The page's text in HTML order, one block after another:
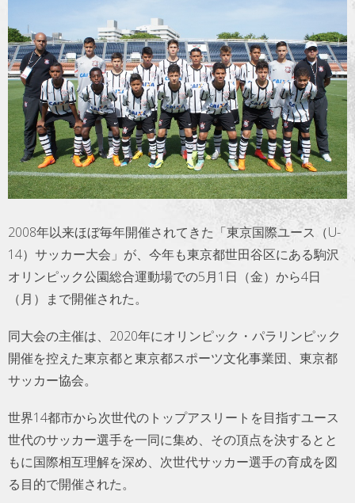
トラベル
サッカー
PEOPLE
ビジネス
2008年以来ほぼ毎年開催されてきた「東京国際ユース（U-
14）サッカー大会」が、今年も東京都世田谷区にある駒沢
オリンピック公園総合運動場での5月1日（金）から4日
（月）まで開催された。
同大会の主催は、2020年にオリンピック・パラリンピック
開催を控えた東京都と東京都スポーツ文化事業団、東京都
サッカー協会。
世界14都市から次世代のトップアスリートを目指すユース
世代のサッカー選手を一同に集め、その頂点を決するとと
もに国際相互理解を深め、次世代サッカー選手の育成を図
る目的で開催された。